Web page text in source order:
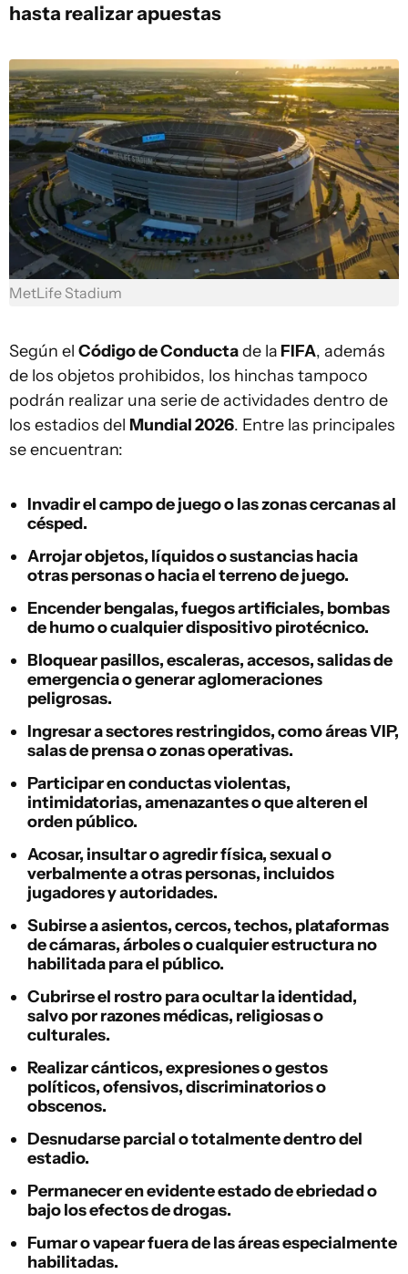
hasta realizar apuestas
MetLife Stadium
Según el Código de Conductade la FIFA, además
de los objetos prohibidos, los hinchas tampoco
podrán realizar una serie de actividades dentro de
los estadios del Mundial 2026. Entre las principales
se encuentran:
Invadir el campo de juego o las zonas cercanas al
césped.
Arrojar objetos, líquidos o sustancias hacia
otras personas o hacia el terreno de juego.
Encender bengalas, fuegos artificiales, bombas
de humo o cualquier dispositivo pirotécnico.
Bloquear pasillos, escaleras, accesos, salidas de
emergencia o generar aglomeraciones
peligrosas.
Ingresar a sectores restringidos, como áreas VIP,
salas de prensa o zonas operativas.
Participar en conductas violentas,
intimidatorias, amenazantes o que alteren el
orden público.
Acosar, insultar o agredir física, sexual o
verbalmente a otras personas, incluidos
jugadores y autoridades.
Subirse a asientos, cercos, techos, plataformas
de cámaras, árboles o cualquier estructura no
habilitada para el público.
Cubrirse el rostro para ocultar la identidad,
salvo por razones médicas, religiosas o
culturales.
Realizar cánticos, expresiones o gestos
políticos, ofensivos, discriminatorios o
obscenos.
Desnudarse parcial o totalmente dentro del
estadio.
Permanecer en evidente estado de ebriedad o
bajo los efectos de drogas.
Fumar o vapear fuera de las áreas especialmente
habilitadas.